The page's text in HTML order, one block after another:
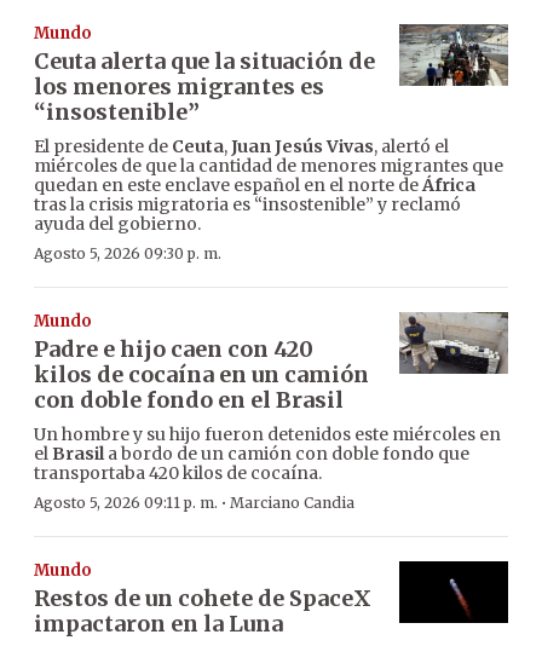
Mundo
Ceuta alerta que la situación de
los menores migrantes es
“insostenible”
El presidente de Ceuta,Juan Jesús Vivas, alertó el
miércoles de que la cantidad de menores migrantes que
quedan en este enclave español en el norte deÁfrica
tras la crisis migratoria es “insostenible” y reclamó
ayuda del gobierno.
Agosto 5, 2026 09:30 p. m.
Mundo
Padre e hijo caen con 420
kilos de cocaína en un camión
con doble fondo en el Brasil
Un hombre y su hijo fueron detenidos este miércoles en
el Brasila bordo de un camión con doble fondo que
transportaba 420 kilos de cocaína.
Agosto 5, 2026 09:11 p. m. · Marciano Candia
Mundo
Restos de un cohete de SpaceX
impactaron en la Luna